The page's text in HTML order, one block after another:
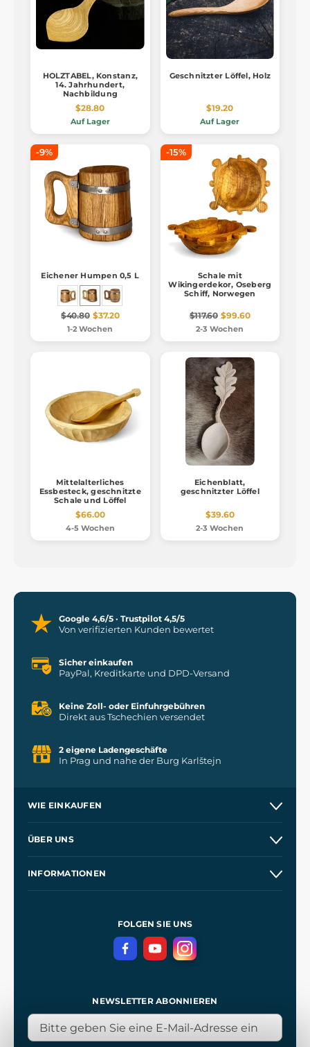
HOLZTABEL, Konstanz,
14. Jahrhundert,
Nachbildung
$28.80
Auf Lager
Geschnitzter Löffel, Holz
$19.20
Auf Lager
-9%
Eichener Humpen 0,5 L
$40.80 $37.20
1-2 Wochen
-15%
Schale mit
Wikingerdekor, Oseberg
Schiff, Norwegen
$117.60 $99.60
2-3 Wochen
Mittelalterliches
Essbesteck, geschnitzte
Schale und Löffel
$66.00
4-5 Wochen
Eichenblatt,
geschnitzter Löffel
$39.60
2-3 Wochen
Google 4,6/5 · Trustpilot 4,5/5
Von verifizierten Kunden bewertet
Sicher einkaufen
PayPal, Kreditkarte und DPD-Versand
Keine Zoll- oder Einfuhrgebühren
Direkt aus Tschechien versendet
2 eigene Ladengeschäfte
In Prag und nahe der Burg Karlštejn
WIE EINKAUFEN
Kontakt
ÜBER UNS
INFORMATIONEN
DatenschutzerklärungFOLGEN SIE UNS
NEWSLETTER ABONNIEREN